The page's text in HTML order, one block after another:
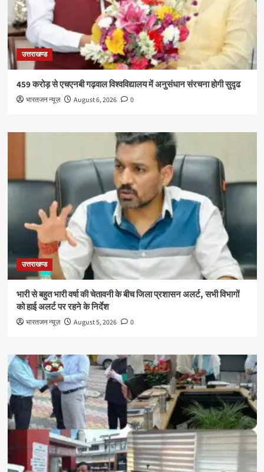
उत्तराखण्ड
459 करोड़ से एचएनबी गढ़वाल विश्वविद्यालय में अनुसंधान संरचना होगी सुदृढ
भारतजन न्यूज़ August 6, 2026 0
उत्तराखण्ड
भारी से बहुत भारी वर्षा की चेतावनी के बीच जिला प्रशासन अलर्ट, सभी विभागों
को हाई अलर्ट पर रहने के निर्देश
भारतजन न्यूज़ August 5, 2026 0